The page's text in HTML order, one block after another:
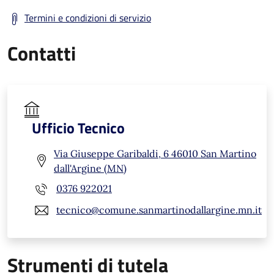
Termini e condizioni di servizio
Contatti
Ufficio Tecnico
Via Giuseppe Garibaldi, 6 46010 San Martino
dall'Argine (MN)
0376 922021
tecnico@comune.sanmartinodallargine.mn.it
Strumenti di tutela